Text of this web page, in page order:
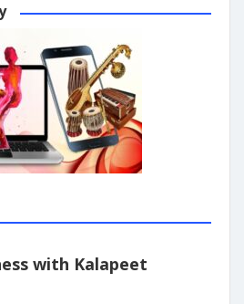
with Kalapeet